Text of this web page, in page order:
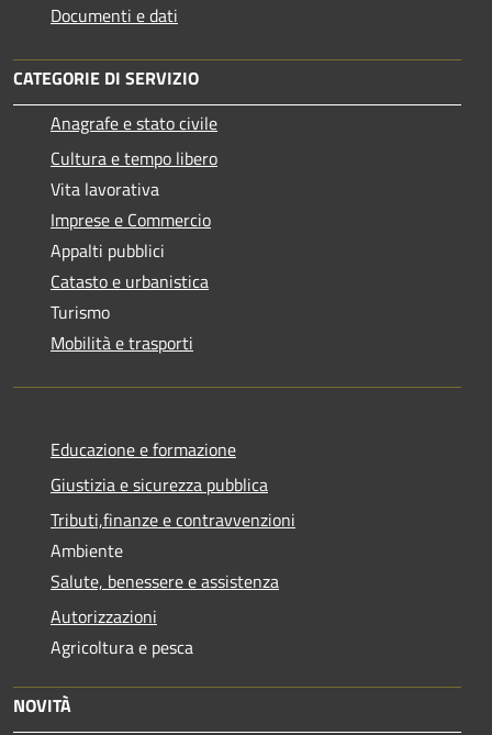
Documenti e dati
CATEGORIE DI SERVIZIO
Anagrafe e stato civile
Cultura e tempo libero
Vita lavorativa
Imprese e Commercio
Appalti pubblici
Catasto e urbanistica
Turismo
Mobilità e trasporti
Educazione e formazione
Giustizia e sicurezza pubblica
Tributi,finanze e contravvenzioni
Ambiente
Salute, benessere e assistenza
Autorizzazioni
Agricoltura e pesca
NOVITÀ